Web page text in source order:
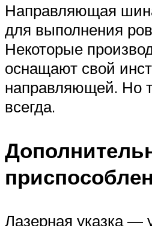
Направляющая
для выполнения
Некоторые
оснащают свой
направляющей. Но
всегда.
Лазерная указка —